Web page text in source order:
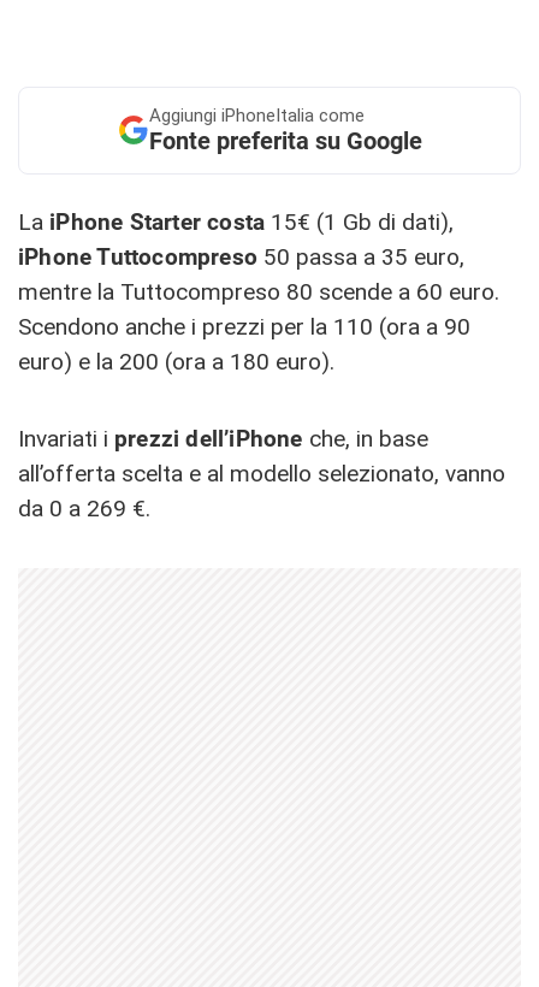
Aggiungi iPhoneItalia come
Fonte preferita su Google
La iPhone Starter costa 15€ (1 Gb di dati),
iPhone Tuttocompreso 50 passa a 35 euro,
mentre la Tuttocompreso 80 scende a 60 euro.
Scendono anche i prezzi per la 110 (ora a 90
euro) e la 200 (ora a 180 euro).
Invariati i prezzi dell’iPhone che, in base
all’offerta scelta e al modello selezionato, vanno
da 0 a 269 €.